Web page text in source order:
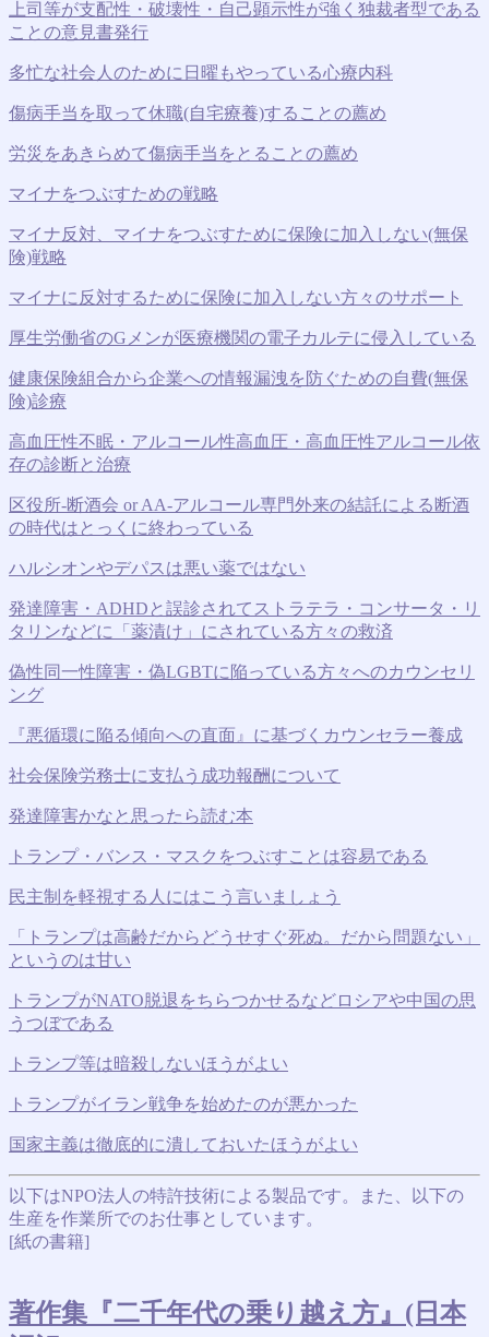
上司等が支配性・破壊性・自己顕示性が強く独裁者型である
ことの意見書発行
多忙な社会人のために日曜もやっている心療内科
傷病手当を取って休職(自宅療養)することの薦め
労災をあきらめて傷病手当をとることの薦め
マイナをつぶすための戦略
マイナ反対、マイナをつぶすために保険に加入しない(無保
険)戦略
マイナに反対するために保険に加入しない方々のサポート
厚生労働省のGメンが医療機関の電子カルテに侵入している
健康保険組合から企業への情報漏洩を防ぐための自費(無保
険)診療
高血圧性不眠・アルコール性高血圧・高血圧性アルコール依
存の診断と治療
区役所-断酒会 or AA-アルコール専門外来の結託による断酒
の時代はとっくに終わっている
ハルシオンやデパスは悪い薬ではない
発達障害・ADHDと誤診されてストラテラ・コンサータ・リ
タリンなどに「薬漬け」にされている方々の救済
偽性同一性障害・偽LGBTに陥っている方々へのカウンセリ
ング
『悪循環に陥る傾向への直面』に基づくカウンセラー養成
社会保険労務士に支払う成功報酬について
発達障害かなと思ったら読む本
トランプ・バンス・マスクをつぶすことは容易である
民主制を軽視する人にはこう言いましょう
「トランプは高齢だからどうせすぐ死ぬ。だから問題ない」
というのは甘い
トランプがNATO脱退をちらつかせるなどロシアや中国の思
うつぼである
トランプ等は暗殺しないほうがよい
トランプがイラン戦争を始めたのが悪かった
国家主義は徹底的に潰しておいたほうがよい
以下はNPO法人の特許技術による製品です。また、以下の
生産を作業所でのお仕事としています。
[紙の書籍]
著作集『二千年代の乗り越え方』(日本